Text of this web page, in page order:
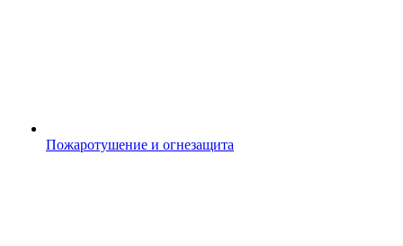
Пожаротушение и огнезащита